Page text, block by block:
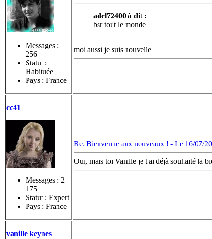
Messages :
256
Statut :
Habituée
Pays : France
adel72400 à dit :
bsr tout le monde
moi aussi je suis nouvelle
cc41
Messages : 2
175
Statut : Expert
Pays : France
Re: Bienvenue aux nouveaux ! - Le 16/07/
Oui, mais toi Vanille je t'ai déjà souhaité la
vanille keynes